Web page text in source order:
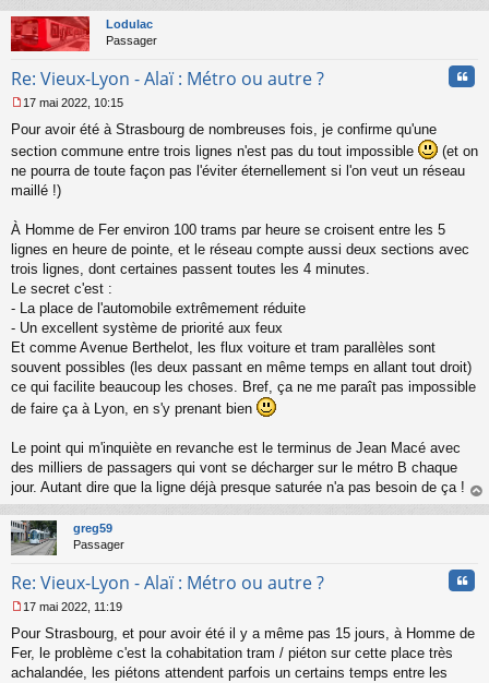
u
Lodulac
Passager
Re: Vieux-Lyon - Alaï : Métro ou autre ?
e
s
a
g
n
o
n
l
u
17 mai 2022, 10:15
Pour avoir été à Strasbourg de nombreuses fois, je confirme qu'une
section commune entre trois lignes n'est pas du tout impossible
(et on
ne pourra de toute façon pas l'éviter éternellement si l'on veut un réseau
maillé !)
À Homme de Fer environ 100 trams par heure se croisent entre les 5
lignes en heure de pointe, et le réseau compte aussi deux sections avec
trois lignes, dont certaines passent toutes les 4 minutes.
Le secret c'est :
- La place de l'automobile extrêmement réduite
- Un excellent système de priorité aux feux
Et comme Avenue Berthelot, les flux voiture et tram parallèles sont
souvent possibles (les deux passant en même temps en allant tout droit)
ce qui facilite beaucoup les choses. Bref, ça ne me paraît pas impossible
de faire ça à Lyon, en s'y prenant bien
Le point qui m'inquiète en revanche est le terminus de Jean Macé avec
des milliers de passagers qui vont se décharger sur le métro B chaque
jour. Autant dire que la ligne déjà presque saturée n'a pas besoin de ça !
au
greg59
Passager
Re: Vieux-Lyon - Alaï : Métro ou autre ?
e
s
s
17 mai 2022, 11:19
Pour Strasbourg, et pour avoir été il y a même pas 15 jours, à Homme de
Fer, le problème c'est la cohabitation tram / piéton sur cette place très
achalandée, les piétons attendent parfois un certains temps entre les